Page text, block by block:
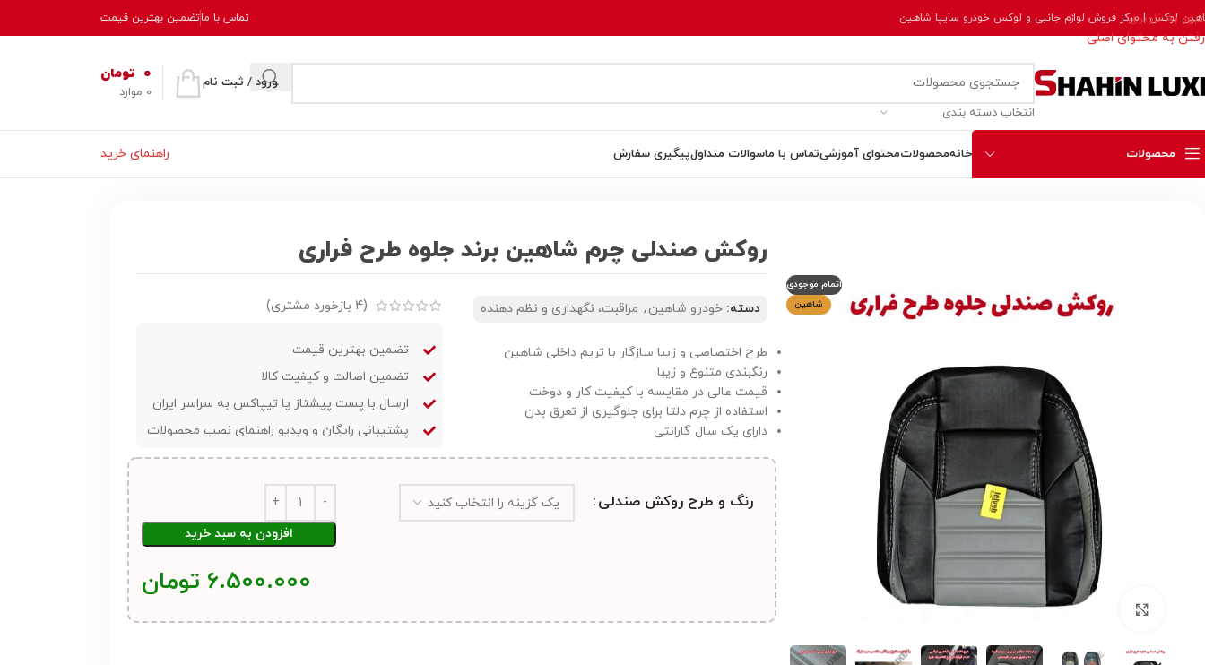
عبور به ناوبری
رفتن به محتوای اصلی
لوکس | مرکز فروش لوازم جانبی و لوکس خودرو سایپا شاهین تماس با ماتضمین بهترین قیمت
انتخاب دسته بندی
ورود / ثبت نام
0 موارد
0 تومان
محصولات خانهمحصولاتمحتوای آموزشیتماس با ماسوالات متداولپیگیری سفارش
راهنمای خرید
اتمام موجودی
شاهین
بزرگنمایی تصویر
روکش صندلی چرم شاهین برند جلوه طرح فراری
دسته: خودرو شاهین , مراقبت، نگهداری و نظم دهنده
طرح اختصاصی و زیبا سازگار با تریم داخلی شاهین
رنگبندی متنوع و زیبا
قیمت عالی در مقایسه با کیفیت کار و دوخت
استفاده از چرم دلتا برای جلوگیری از تعرق بدن
دارای یک سال گارانتی
(
4 بازخورد مشتری)
تضمین بهترین قیمت
تضمین اصالت و کیفیت کالا
ارسال با پست پیشتاز یا تیپاکس به سراسر ایران
پشتیبانی رایگان و ویدیو راهنمای نصب محصولات
رنگ و طرح روکش صندلی
افزودن به سبد خرید
6.500.000 تومان